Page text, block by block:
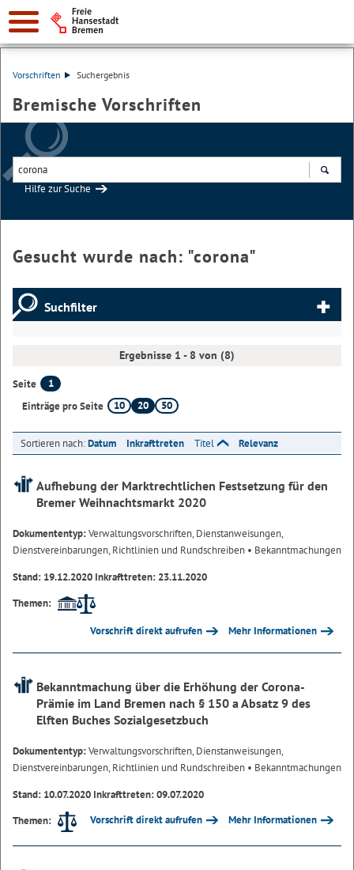
Vorschriften Suchergebnis
Bremische Vorschriften
Hilfe zur Suche
Gesucht wurde nach: "corona"
Suchfilter
Ergebnisse 1 - 8 von (8)
Seite
1
Einträge pro Seite
10 20 50
Sortieren nach:Datum Inkrafttreten Titel Relevanz
Aufhebung der Marktrechtlichen Festsetzung für den
Bremer Weihnachtsmarkt 2020
Dokumententyp:Verwaltungsvorschriften, Dienstanweisungen,
Dienstvereinbarungen, Richtlinien und Rundschreiben • Bekanntmachungen
Stand: 19.12.2020 Inkrafttreten: 23.11.2020
Themen:
Vorschrift direkt aufrufen Mehr Informationen
Bekanntmachung über die Erhöhung der Corona-
Prämie im Land Bremen nach § 150 a Absatz 9 des
Elften Buches Sozialgesetzbuch
Dokumententyp:Verwaltungsvorschriften, Dienstanweisungen,
Dienstvereinbarungen, Richtlinien und Rundschreiben • Bekanntmachungen
Stand: 10.07.2020 Inkrafttreten: 09.07.2020
Themen:
Vorschrift direkt aufrufen Mehr Informationen